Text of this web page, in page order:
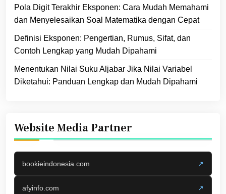
Pola Digit Terakhir Eksponen: Cara Mudah Memahami
dan Menyelesaikan Soal Matematika dengan Cepat
Definisi Eksponen: Pengertian, Rumus, Sifat, dan
Contoh Lengkap yang Mudah Dipahami
Menentukan Nilai Suku Aljabar Jika Nilai Variabel
Diketahui: Panduan Lengkap dan Mudah Dipahami
Website Media Partner
bookieindonesia.com ↗
afyinfo.com ↗